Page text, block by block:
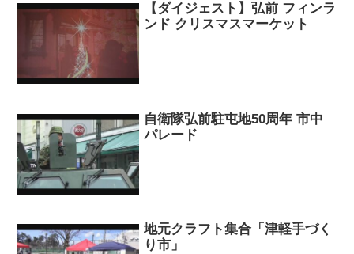
【ダイジェスト】弘前 フィンラ
ンド クリスマスマーケット
自衛隊弘前駐屯地50周年 市中
パレード
地元クラフト集合「津軽手づく
り市」